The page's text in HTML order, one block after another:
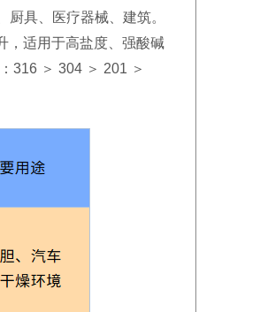
具、医疗器械、建筑。
，适用于高盐度、强酸碱
316 ＞ 304 ＞ 201 ＞